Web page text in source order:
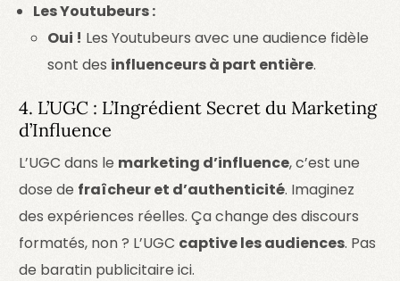
Les Youtubeurs :
Oui ! Les Youtubeurs avec une audience fidèle
sont des influenceurs à part entière.
4. L’UGC : L’Ingrédient Secret du Marketing
d’Influence
L’UGC dans le marketing d’influence, c’est une
dose de fraîcheur et d’authenticité. Imaginez
des expériences réelles. Ça change des discours
formatés, non ? L’UGC captive les audiences. Pas
de baratin publicitaire ici.